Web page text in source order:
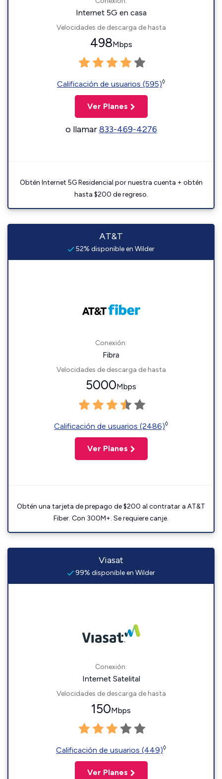
Internet 5G en casa
Velocidades de descarga de hasta
498Mbps
Calificación de usuarios (595)◊
Ver Planes
o llamar833-469-4276
Obtén Internet 5G Residencial por nuestra cuenta + obtén
hasta $200 de regreso.
AT&T
52% disponible en Wilder
Conexión:
Fibra
Velocidades de descarga de hasta
5000Mbps
Calificación de usuarios (2486)◊
Ver Planes
Obtén una tarjeta de prepago de $200 al contratar a AT&T
Fiber. Con 300M+. Se requiere canje.
Viasat
99% disponible en Wilder
Conexión:
Internet Satelital
Velocidades de descarga de hasta
150Mbps
Calificación de usuarios (449)◊
Ver Planes